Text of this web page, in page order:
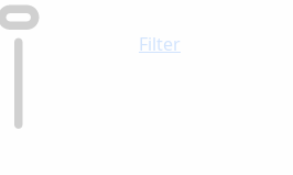
Filter